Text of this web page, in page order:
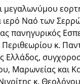
μεγαλωνύμου
Ναό των
πανηγυρικός
κ.
Ελλάδος,
Μαρωνείας και
κ.